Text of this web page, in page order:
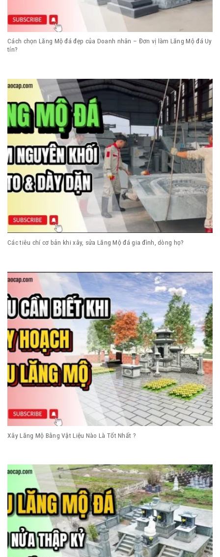
Cách chọn Lăng Mộ đá đẹp của Doanh nhân – Đơn vị làm Lăng Mộ đá Uy
tín?
Các tiêu chí cơ bản khi xây, sửa Lăng Mộ đá gia đình, dòng họ?
Xây Lăng Mộ Bằng Vật Liệu Nào Là Tốt Nhất ?